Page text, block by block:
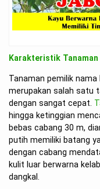
Karakteristik
Tanaman pemilik nama
merupakan salah satu
dengan sangat cepat.
hingga ketinggian
bebas cabang 30 m,
putih memiliki batang
dengan cabang
kulit luar berwarna
dangkal.